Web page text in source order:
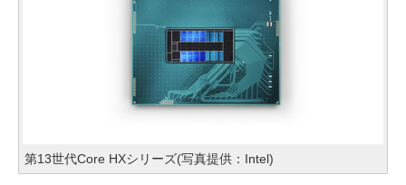
第13世代Core HXシリーズ(写真提供：Intel)